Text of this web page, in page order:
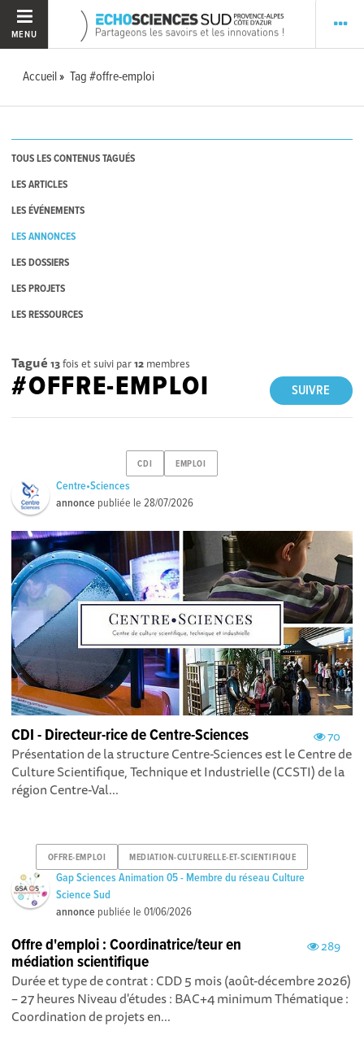
MENU
Accueil Tag #offre-emploi
TOUS LES CONTENUS TAGUÉS
LES ARTICLES
LES ÉVÉNEMENTS
LES ANNONCES
LES DOSSIERS
LES PROJETS
LES RESSOURCES
Tagué 13fois et suivi par12 membres
SUIVRE
#OFFRE-EMPLOI
CDI EMPLOI
Centre•Sciences
annonce publiée le28/07/2026
70
CDI - Directeur-rice de Centre-Sciences
Présentation de la structure Centre-Sciences est le Centre de
Culture Scientifique, Technique et Industrielle (CCSTI) de la
région Centre-Val...
OFFRE-EMPLOI MEDIATION-CULTURELLE-ET-SCIENTIFIQUE
Gap Sciences Animation 05 - Membre du réseau Culture
Science Sud
annonce publiée le01/06/2026
289
Offre d'emploi : Coordinatrice/teur en
médiation scientifique
Durée et type de contrat : CDD 5 mois (août-décembre 2026)
– 27 heures Niveau d'études : BAC+4 minimum Thématique :
Coordination de projets en...